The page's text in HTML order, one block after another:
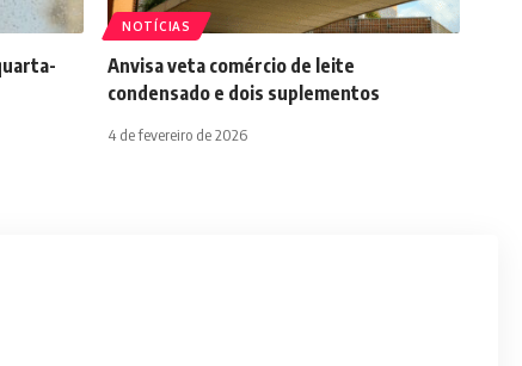
NOTÍCIAS
Anvisa veta comércio de leite
condensado e dois suplementos
4 de fevereiro de 2026